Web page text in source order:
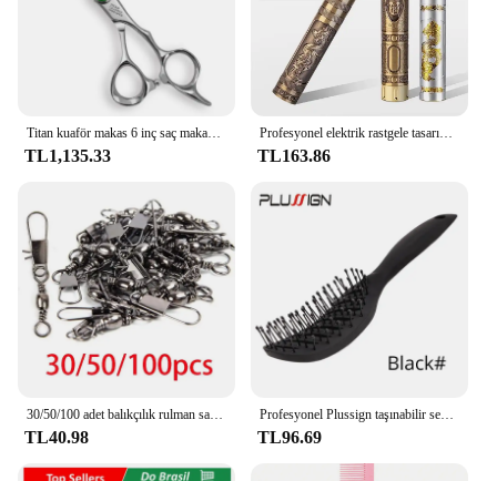
TL1,135.33
Profesyonel elektrik rastgele tasarımcı erkek sakal paragraf saç kesme makinesi
TL163.86
30/50/100 adet balıkçılık rulman sazan araçları tekne kanca mal aksesuarları profesyonel kilitleme yem aracı kanca spor mücadele
TL40.98
Profesyonel Plussign taşınabilir seyahat katlanır saç fırçası kompakt cep saç tarak çift başlı Anti statik tarak 4 renkler
TL96.69